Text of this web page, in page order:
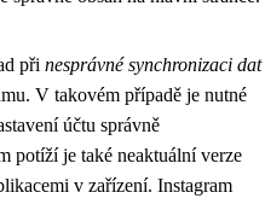
při nesprávné synchronizaci dat
V takovém případě je nutné
účtu správně
potíží je také neaktuální verze
v zařízení. Instagram